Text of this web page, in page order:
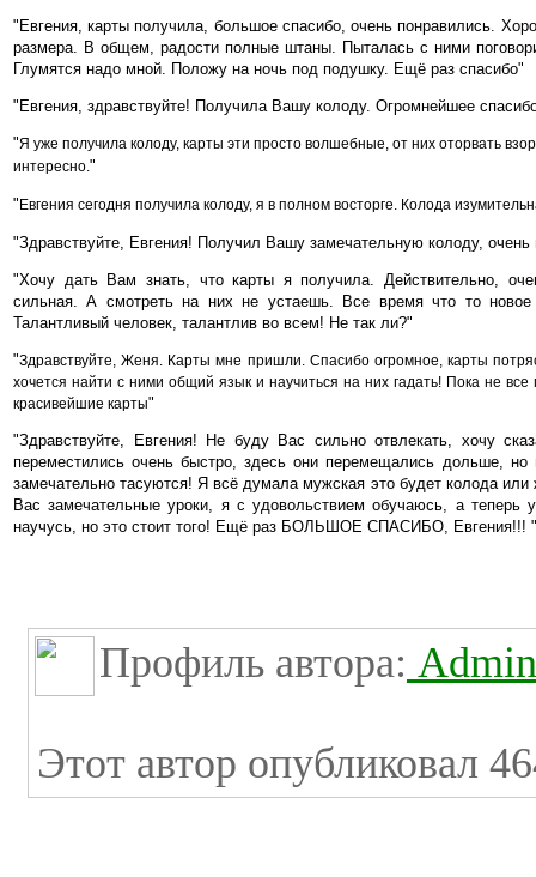
"Евгения, карты получила, большое спасибо, очень понравились.
размера. В общем, радости полные штаны. Пыталась с ними
Глумятся надо мной. Положу на ночь под подушку. Ещё раз спасибо"
" Евгения, здравствуйте! Получила Вашу колоду. Огромнейшее
"Я уже получила колоду, карты эти просто волшебные, от них оторвать
интересно."
"Евгения сегодня получила колоду, я в полном восторге. Колода
"Здравствуйте, Евгения! Получил Вашу замечательную колоду,
"Хочу дать Вам знать, что карты я получила. Действительно,
сильная. А смотреть на них не устаешь. Все время что то
Талантливый человек, талантлив во всем! Не так ли?"
"Здравствуйте, Женя. Карты мне пришли. Спасибо огромное, карты
хочется найти с ними общий язык и научиться на них гадать! Пока не
красивейшие карты"
"Здравствуйте, Евгения! Не буду Вас сильно отвлекать, хочу
переместились очень быстро, здесь они перемещались дольше,
замечательно тасуются! Я всё думала мужская это будет колода
Вас замечательные уроки, я с удовольствием обучаюсь, а
научусь, но это стоит того! Ещё раз БОЛЬШОЕ СПАСИБО, Евгения!!! "
Профиль автора:
Этот автор опубликовал